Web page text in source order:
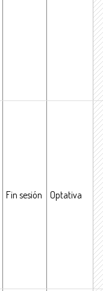
Fin sesión Optativa